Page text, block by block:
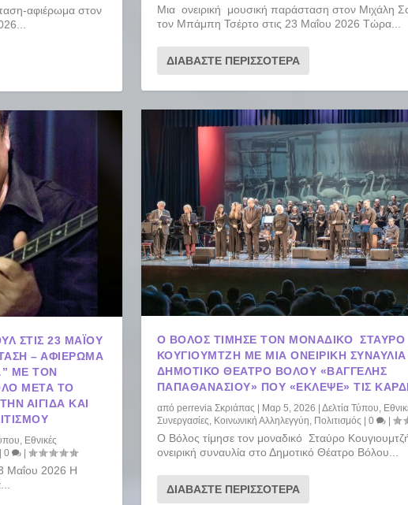
αφιέρωμα στον
ΣΤΙΣ 23 ΜΑΪ́ΟΥ
– ΑΦΙΈΡΩΜΑ
ΜΕ ΤΟΝ
ΜΕΤΆ ΤΟ
ΑΙΓΊΔΑ ΚΑΙ
, Εθνικές
|0 |
Μαΐου 2026 Η
Μια ονειρική μουσική παράσταση στον Μιχάλη
τον Μπάμπη Τσέρτο στις 23 Μαΐου 2026 Tώρα...
ΔΙΑΒΆΣΤΕ ΠΕΡΙΣΣΌΤΕΡΑ
Ο ΒΌΛΟΣ ΤΊΜΗΣΕ ΤΟΝ ΜΟΝΑΔΙΚΌ ΣΤΑΎΡΟ
ΚΟΥΓΙΟΥΜΤΖΉ ΜΕ ΜΙΑ ΟΝΕΙΡΙΚΉ
ΔΗΜΟΤΙΚΌ ΘΈΑΤΡΟ ΒΌΛΟΥ «ΒΑΓΓΈΛΗΣ
ΠΑΠΑΘΑΝΑΣΊΟΥ» ΠΟΥ «ΈΚΛΕΨΕ» ΤΙΣ
από perrevia Σκριάπας Μαρ 5, 2026 Δελτία Τύπου,
Συνεργασίες, Κοινωνική Αλληλεγγύη, Πολιτισμός 0 |
Ο Βόλος τίμησε τον μοναδικό Σταύρο
ονειρική συναυλία στο Δημοτικό Θέατρο Βόλου...
ΔΙΑΒΆΣΤΕ ΠΕΡΙΣΣΌΤΕΡΑ